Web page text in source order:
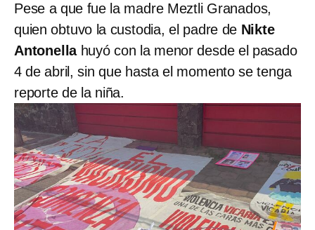
Pese a que fue la madre Meztli Granados,
quien obtuvo la custodia, el padre de Nikte
Antonella huyó con la menor desde el pasado
4 de abril, sin que hasta el momento se tenga
reporte de la niña.